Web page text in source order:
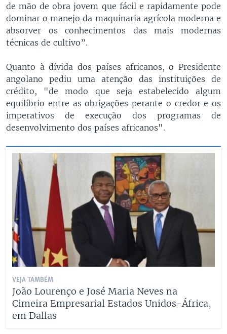
de mão de obra jovem que fácil e rapidamente pode
dominar o manejo da maquinaria agrícola moderna e
absorver os conhecimentos das mais modernas
técnicas de cultivo”.
Quanto à dívida dos países africanos, o Presidente
angolano pediu uma atenção das instituições de
crédito, "de modo que seja estabelecido algum
equilíbrio entre as obrigações perante o credor e os
imperativos de execução dos programas de
desenvolvimento dos países africanos".
VEJA TAMBÉM
João Lourenço e José Maria Neves na
Cimeira Empresarial Estados Unidos-África,
em Dallas